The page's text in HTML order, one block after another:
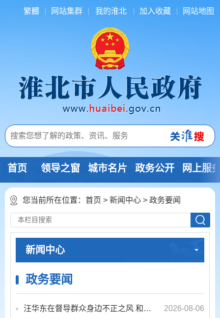
繁體 网站集群 我的淮北 加入收藏 网站地图
首页 领导之窗 城市名片 政务公开 网上服
您当前所在位置： 首页 > 新闻中心 > 政务要闻
新闻中心
政务要闻
汪华东在督导群众身边不正之风 和腐败问题集中整治工作时强调 以更高标准更实举措纵深推进集中整治 不断增强人民群众获得... 2026-08-06